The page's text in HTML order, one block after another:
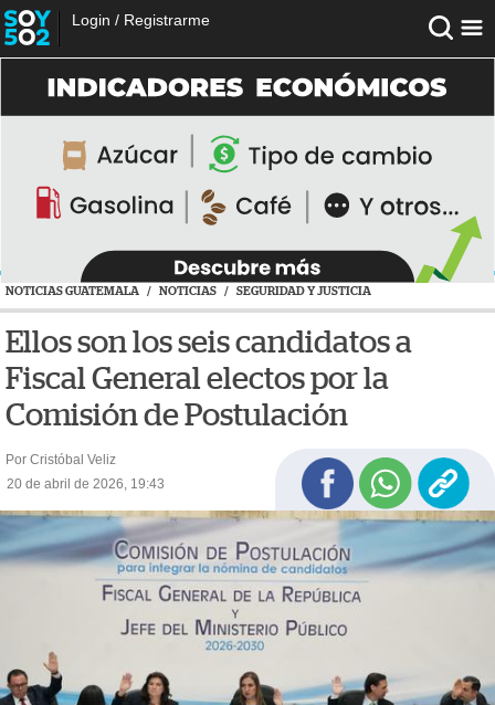
Login / Registrarme
NOTICIAS GUATEMALA / NOTICIAS / SEGURIDAD Y JUSTICIA
Ellos son los seis candidatos a
Fiscal General electos por la
Comisión de Postulación
Por Cristóbal Veliz
20 de abril de 2026, 19:43